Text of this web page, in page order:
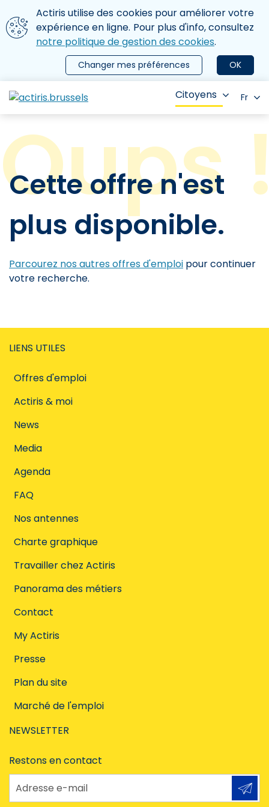
Aller au contenu principal
Nous utilisons des cookies
Actiris utilise des cookies pour améliorer votre
expérience en ligne. Pour plus d'info, consultez
notre politique de gestion des cookies.
OK
Changer mes préférences
le menu
Citoyens Fr
Cette offre n'est
plus disponible.
Parcourez nos autres offres d'emploi pour continuer
votre recherche.
LIENS UTILES
Offres d'emploi
Actiris & moi
News
Media
Agenda
FAQ
Nos antennes
Charte graphique
Travailler chez Actiris
Panorama des métiers
Contact
My Actiris
Presse
Plan du site
Marché de l'emploi
NEWSLETTER
Restons en contact
Adresse e-mail